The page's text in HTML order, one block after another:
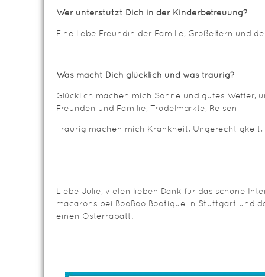
Wer unterstützt Dich in der Kinderbetreuung?
Eine liebe Freundin der Familie, Großeltern und
Was macht Dich glücklich und was traurig?
Glücklich machen mich Sonne und gutes Wetter,
Freunden und Familie, Trödelmärkte, Reisen
Traurig machen mich Krankheit, Ungerechtigkeit,
Liebe Julie, vielen lieben Dank für das schöne
macarons bei BooBoo Bootique in Stuttgart und
einen Osterrabatt.